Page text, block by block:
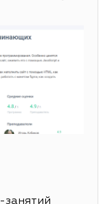
занятий